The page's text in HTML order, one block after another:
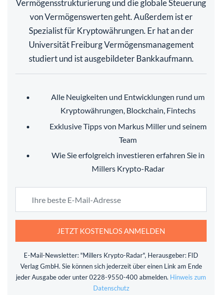
Vermögensstrukturierung und die globale Steuerung
von Vermögenswerten geht. Außerdem ist er
Spezialist für Kryptowährungen. Er hat an der
Universität Freiburg Vermögensmanagement
studiert und ist ausgebildeter Bankkaufmann.
Alle Neuigkeiten und Entwicklungen rund um
Kryptowährungen, Blockchain, Fintechs
Exklusive Tipps von Markus Miller und seinem
Team
Wie Sie erfolgreich investieren erfahren Sie in
Millers Krypto-Radar
JETZT KOSTENLOS ANMELDEN
E-Mail-Newsletter: "Millers Krypto-Radar", Herausgeber: FID
Verlag GmbH. Sie können sich jederzeit über einen Link am Ende
jeder Ausgabe oder unter 0228-9550-400 abmelden. Hinweis zum
Datenschutz